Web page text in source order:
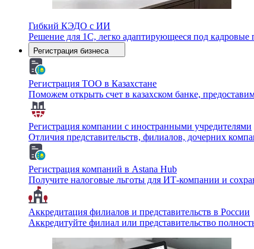
Гибкий КЭДО с ИИ
Решение для 1С, легко адаптирующееся под
Регистрация бизнеса
Регистрация ТОО в Казахстане
Поможем открыть счет в казахском банке,
Регистрация компании с иностранными учредителями
Отличия представительств, филиалов, дочерних
Регистрация компаний в Astana Hub
Получите налоговые льготы для ИТ-компании и
Аккредитация филиалов и представительств в России
Аккредитуйте филиал или представительство